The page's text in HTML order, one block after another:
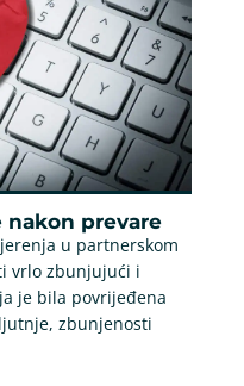
nakon prevare
u partnerskom
vrlo zbunjujući i
je bila povrijeđena
zbunjenosti